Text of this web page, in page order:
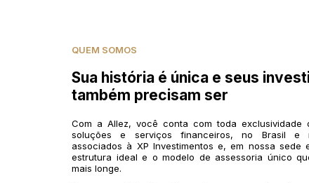
QUEM SOMOS
Sua história é única e seus
também precisam ser
Com a Allez, você conta com toda exclusividade
soluções e serviços financeiros, no Brasil e
associados à XP Investimentos e, em nossa sede
estrutura ideal e o modelo de assessoria único
mais longe.